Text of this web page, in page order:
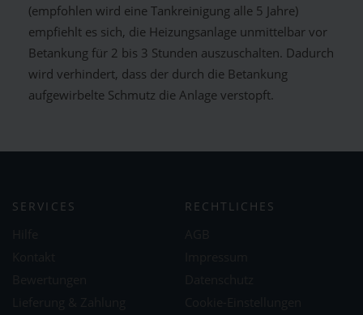
(empfohlen wird eine Tankreinigung alle 5 Jahre)
empfiehlt es sich, die Heizungsanlage unmittelbar vor
Betankung für 2 bis 3 Stunden auszuschalten. Dadurch
wird verhindert, dass der durch die Betankung
aufgewirbelte Schmutz die Anlage verstopft.
SERVICES RECHTLICHES